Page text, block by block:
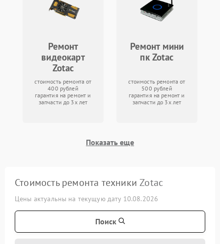
Ремонт
видеокарт
Zotac
стоимость ремонта от
400 рублей
гарантия на ремонт и
запчасти до 3х лет
Ремонт мини
пк Zotac
стоимость ремонта от
500 рублей
гарантия на ремонт и
запчасти до 3х лет
Показать еще
Стоимость ремонта техникиZotac
Цены актуальны на текущую дату 10.08.2026
Поиск